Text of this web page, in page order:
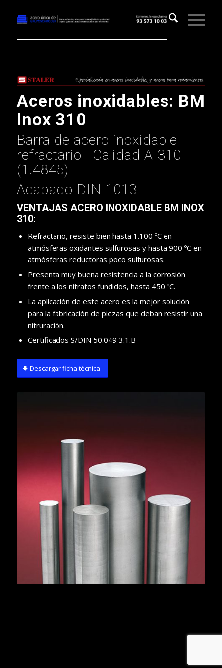
Aceros inoxidables: BM
Inox 310
Barra de acero inoxidable
refractario | Calidad A-310
(1.4845) |
Acabado DIN 1013
VENTAJAS ACERO INOXIDABLE BM INOX
310:
Refractario, resiste bien hasta 1.100 ºC en
atmósferas oxidantes sulfurosas y hasta 900 ºC en
atmósferas reductoras poco sulfurosas.
Presenta muy buena resistencia a la corrosión
frente a los nitratos fundidos, hasta 450 ºC.
La aplicación de este acero es la mejor solución
para la fabricación de piezas que deban resistir una
nitruración.
Certificados S/DIN 50.049 3.1.B
Descargar ficha técnica